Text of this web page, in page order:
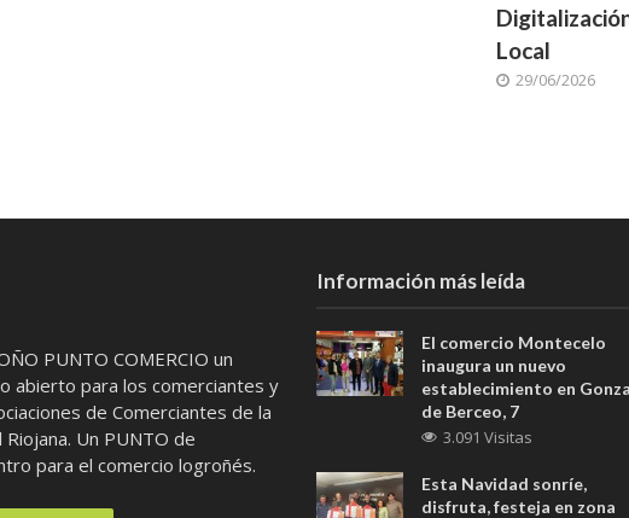
Local
29/06/2026
PUNTO COMERCIO un
abierto para los comerciantes y
de Comerciantes de la
Riojana. Un PUNTO de
para el comercio logroñés.
Información más leída
El comercio Montecelo
inaugura un nuevo
establecimiento en
de Berceo, 7
3.091 Visitas
Esta Navidad sonríe,
disfruta, festeja en zona